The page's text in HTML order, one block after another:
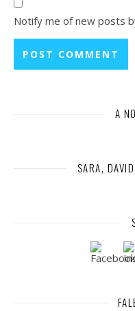
Notify me of new posts
A
SARA,